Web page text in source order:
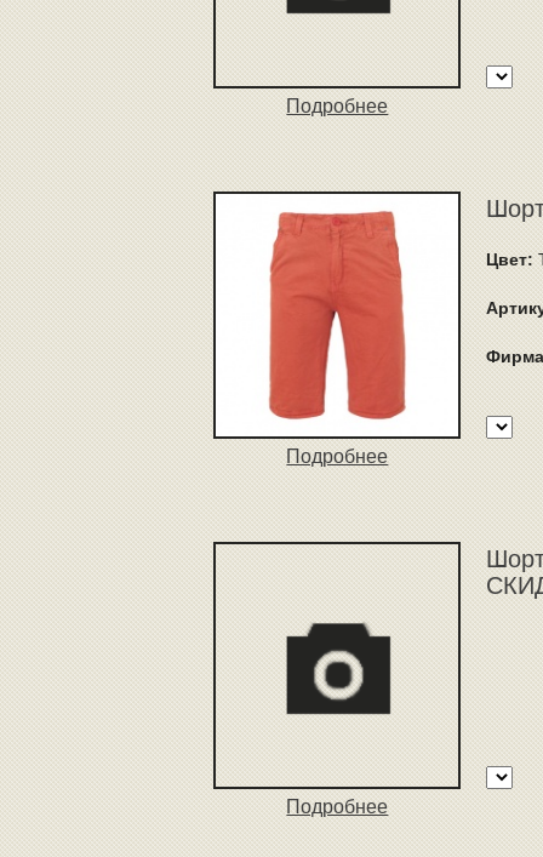
Подробнее
Подробнее
Цвет:
Подробнее